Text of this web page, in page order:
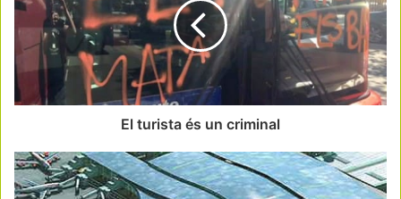
El turista és un criminal